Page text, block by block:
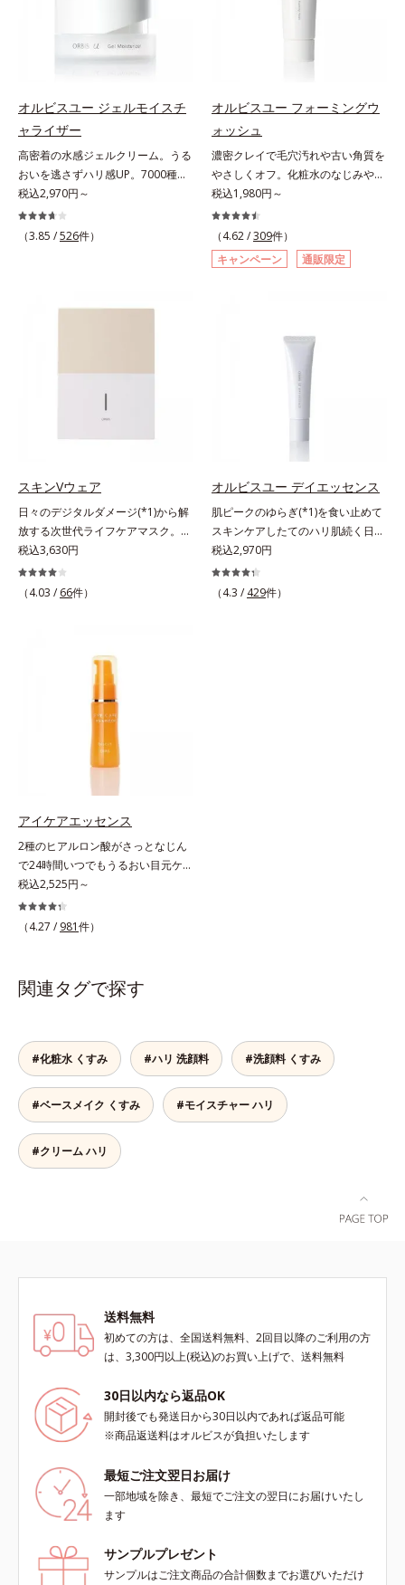
湿力*3 年齢に応じたお手入れのこ
と*4 角層まで*5 うるおいによ
る*6 乾燥、ハリ・ツヤのなさ
ロニセラカエルレア果汁、ノバラエ
キス配合＝うるおいを与えハリと透
明感に満ちた肌へ導く保湿成分
*10 メマツヨイグサ抽出液、スイ
カズラエキス配合＝角層のすみずみ
まで水分・油分を保ち、ハリ・ツヤ
を与える保湿成分*11 気持ちのこ
と
スを防ぐ（ウォッシュを除く）*2
オルビス内スキンケアシリーズの保
湿力*3 年齢に応じたお手入れのこ
と*4 剥がれずに肌に蓄積した古い
る物理的効果*7 うるおいによる
*8 乾燥、ハリ・ツヤのなさ*9
保湿成分*10 ロニセラカエルレア
果汁、ノバラエキス配合＝うるおい
を与えハリと透明感に満ちた肌へ導
く保湿成分*11 メマツヨイグサ抽
出液、スイカズラエキス配合＝角層
のすみずみまで水分・油分を保ち、
ハリ・ツヤを与える保湿成分*12
気持ちのこと
ある「透明感のなさ」が現れること
で大人の肌印象に大きな影響を与え
ていることが分かりました。そこで
容成分(*7)として「G.D.F.アクティ
ベーター(*8)」を配合。そして、従
来から配合している美白有効成分
「トラネキサム酸」を配合しまし
た。さらに、シリーズ共通の美容成
分(*7)「GLルートブースター(*9)」
を配合することで、肌のふっくら感
や透明感を叶えます。美白ケアしな
シナジー設計で、あなたのエイジン
るおいによる*5 乾燥、ハリ・ツヤ
のなさ*6 乾燥による*7 保湿成分*8
キス配合＝うるおいを与えハリと透
明感に満ちた肌へ導く保湿成分*9
メマツヨイグサ抽出液、スイカズラ
エキス配合＝角層のすみずみまで水
分・油分を保ち、ハリ・ツヤを与え
る保湿成分*10 気持ちのこと各商品
の詳しい情報は商品ページをご覧く
れ防止有効成分として、「DF-パン
テノール(*3)」を国内唯一(*4)、高
濃度で配合。角層のバリア機能にア
プローチして肌荒れを防ぎ、肌不調
て、独自研究に基づいたアプローチ
成分「MCアクティベーター
(*5)」。肌のうるおいを引き出し・
高めて、ハリ感あふれる肌へと導き
ます。うるおいに満ちたゆらがない
肌をご体感いただくために設計され
た3ステップで、いつも力強く美し
くあり続けるあなたを応援します。
*1 肌にうるおいが満ち、維持され
ている状態*2 年齢に応じたお手入
べ*5 オトギリソウエキス配合＝肌
にうるおいを与え、うるおいに満ち
たハリツヤ肌へ導く保湿成分
オルビスユー ジェルモイスチ
ャライザー
高密着の水感ジェルクリーム。うる
おいを逃さずハリ感UP。7000種を
超える成分から厳選し、「うるおい
の質(*1)」に着目した初期エイジン
グケア(*2)シリーズオルビスユーは
目し、肌荒れを予防しながらうるお
アプローチして肌荒れを防ぎ、肌不
調にゆらがない肌を叶えます。そし
成分「MCアクティベーター
(*5)」。肌のうるおいを引き出し・
高めて、ハリ感あふれる肌へと導き
ます。うるおいに満ちたゆらがない
肌をご体感いただくために設計され
た3ステップで、いつも力強く美し
くあり続けるあなたを応援します。
W*4 2022年5月 Mintel社データベ
ース及び先行技術調査による当社調
べ*5 オトギリソウエキス配合＝肌
にうるおいを与え、うるおいに満ち
たハリツヤ肌へ導く保湿成分
税込2,970円～
（3.85 /526件）
オルビスユー フォーミングウ
ォッシュ
濃密クレイで毛穴汚れや古い角質を
やさしくオフ。化粧水のなじみやす
い肌に。7000種を超える成分から
厳選し、「うるおいの質(*1)」に着
目した初期エイジングケア(*2)シリ
ーズオルビスユーは肌本来のうるお
いやバリア機能にアプローチする初
しい肌へと導きます。ポーラ・オル
ビスグループ独自の肌荒れ防止有効
成分として、「DF-パンテノール
(*3)」を国内唯一(*4)、高濃度で配
合。角層のバリア機能にアプローチ
して肌荒れを防ぎ、肌不調にゆらが
ない肌を叶えます。そして、独自研
究に基づいたアプローチ成分「MC
アクティベーター(*5)」。肌のうる
おいを引き出し・高めて、ハリ感あ
ふれる肌へと導きます。うるおいに
満ちたゆらがない肌をご体感いただ
くために設計された3ステップで、
いつも力強く美しくあり続けるあな
税込1,980円～
（4.62 /309件）
キャンペーン
通販限定
スキンVウェア
日々のデジタルダメージ(*1)から解
放する次世代ライフケアマスク。手
放せない存在となったPCやスマー
トフォンなどのデジタルデバイス。
現代人のライフスタイルでは、1日
面が発する“ブルーライト”を浴び続
けると、乾燥やキメの乱れが引き起
こされ、肌のバリア機能が低下して
しまいます。また、肌のハリ感が失
われてしまう原因にもなります。そ
こでオルビスはデジタルダメージの
ジ(*1)クリアエキス(*3)」を配合
し、ブルーライトを浴びても揺らぎ
フルーツ葉エキス(*4)、ヘスベリジ
ン(*5)配合で、ほうれい線やフェイ
スラインにアプローチ。さらに月桃
葉エキス(*6)配合で肌のハリUPを目
指します。マスクシートにもこだわ
チメントで、たるみエリアをダイレ
くみにアプローチ(*7)します。新発
想(*8)のスキンVウェアで、日々の
スとの新しい付き合い方を、オルビ
スが提案します。*1 肌の乾燥、キ
メの乱れ*2 2019年9月実施 グルー
プインタビューより抜粋（N＝20代
シルヘスペリジン*6 肌にうるおい
とハリを与える植物性保湿成分＝ゲ
ットウ葉エキス*7 物理的効果によ
税込3,630円
（4.03 / 66件）
オルビスユー デイエッセンス
肌ピークのゆらぎ(*1)を食い止めて
スキンケアしたてのハリ肌続く日中
用美容液。起床直後にピークを迎
え、夕方から夜にかけて徐々にダウ
ンするハリのバイオリズムに着目し
税込2,970円
（4.3 / 429件）
アイケアエッセンス
2種のヒアルロン酸がさっとなじん
で24時間いつでもうるおい目元ケ
ア。メイクの上からもプラスオン
OK。「目元がカサつく、ハリがな
い、疲れて見える・・・」目元を見
てもデリケート。乾燥しやすく、エ
イジングサインが最初に出やすい部
からでも24時間使える美容液です。
2種類のヒアルロン酸が肌の外と内
から贅沢保湿。肌に素早くなじみ、
ここちよく肌を整えます。無油分だ
からこそ実現できたべたつかない使
いごこちで、つけた瞬間から、うる
おいとハリ感のある肌へ。目元はも
税込2,525円～
（4.27 / 981件）
関連タグで探す
#化粧水 くすみ #ハリ 洗顔料 #洗顔料 くすみ
#ベースメイク くすみ #モイスチャー ハリ
#クリーム ハリ
送料無料
初めての方は、全国送料無料、2回目以降のご利用の方
は、3,300円以上(税込)のお買い上げで、送料無料
30日以内なら返品OK
開封後でも発送日から30日以内であれば返品可能
※商品返送料はオルビスが負担いたします
最短ご注文翌日お届け
一部地域を除き、最短でご注文の翌日にお届けいたし
ます
サンプルプレゼント
サンプルはご注文商品の合計個数までお選びいただけ